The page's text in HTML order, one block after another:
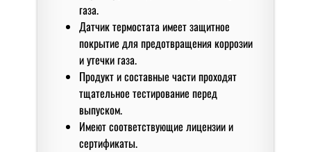
газа.
Датчик термостата имеет защитное
покрытие для предотвращения коррозии
и утечки газа.
Продукт и составные части проходят
тщательное тестирование перед
выпуском.
Имеют соответствующие лицензии и
сертификаты.